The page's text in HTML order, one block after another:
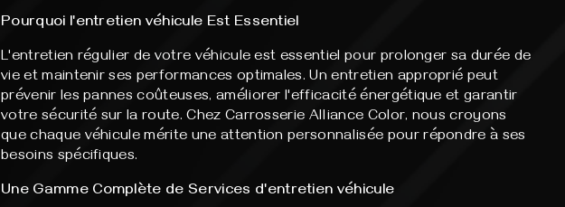
Pourquoi l'entretien véhicule Est Essentiel
L'entretien régulier de votre véhicule est essentiel pour prolonger sa durée de
vie et maintenir ses performances optimales. Un entretien approprié peut
prévenir les pannes coûteuses, améliorer l'efficacité énergétique et garantir
votre sécurité sur la route. Chez Carrosserie Alliance Color, nous croyons
que chaque véhicule mérite une attention personnalisée pour répondre à ses
besoins spécifiques.
Une Gamme Complète de Services d'entretien véhicule